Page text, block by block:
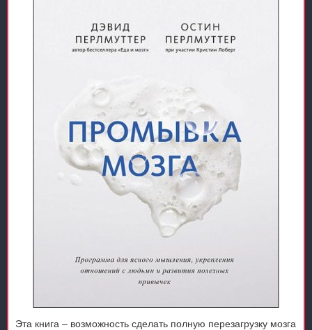
Эта книга – возможность сделать полную перезагрузку мозга